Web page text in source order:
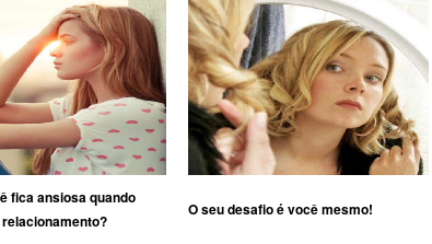
fica ansiosa quando
O seu desafio é você mesmo!